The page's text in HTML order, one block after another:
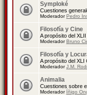
Symploké
Cuestiones
ModeradorPedro
Filosofía y Cine
A propósito del
ModeradorBruno
Filosofía y
A propósito del XLI
ModeradorJ.M.
Animalia
Cuestiones sobre
Moderador Íñigo